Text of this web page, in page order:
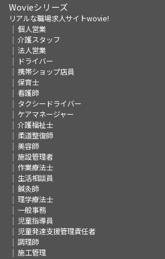
Wovieシリーズ
リアルな職場求人サイトwovie!
個人営業
介護スタッフ
法人営業
ドライバー
携帯ショップ店員
保育士
看護師
タクシードライバー
ケアマネージャー
介護福祉士
柔道整復師
美容師
施設管理者
作業療法士
生活相談員
鍼灸師
理学療法士
一般事務
児童指導員
児童発達支援管理責任者
調理師
施工管理